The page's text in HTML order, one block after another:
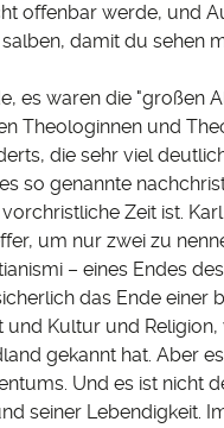
offenbar werde, und
damit du sehen
es waren die "großen
Theologinnen und
die sehr viel
so genannte
Zeit ist.
um nur zwei zu
– eines Endes
das Ende einer
und Kultur und Religion,
gekannt hat. Aber
Und es ist nicht
seiner Lebendigkeit.